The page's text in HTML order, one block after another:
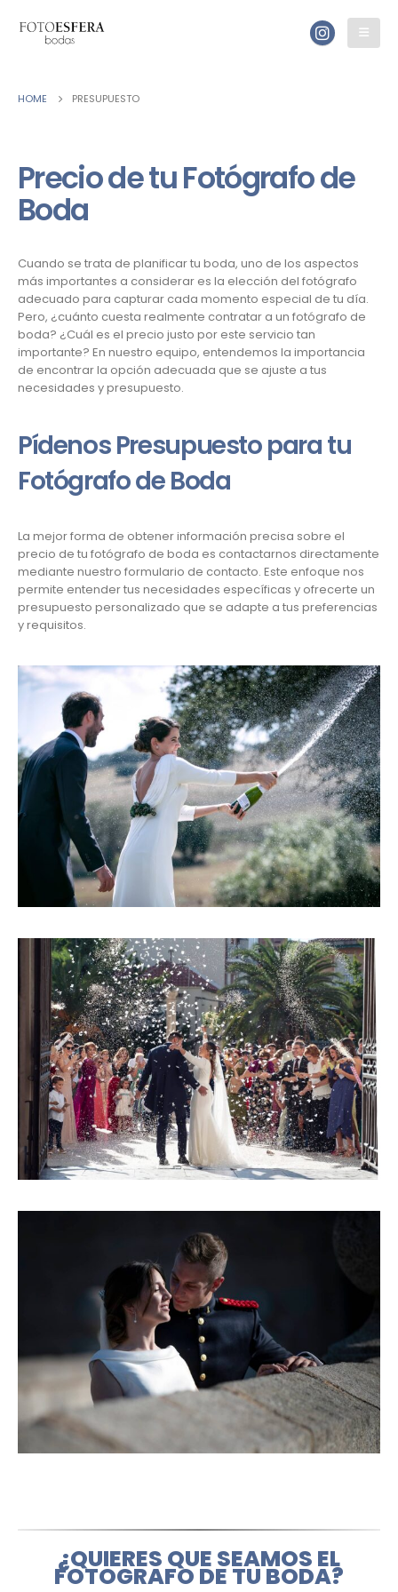
HOME PRESUPUESTO
Precio de tu Fotógrafo de
Boda
Cuando se trata de planificar tu boda, uno de los aspectos
más importantes a considerar es la elección del fotógrafo
adecuado para capturar cada momento especial de tu día.
Pero, ¿cuánto cuesta realmente contratar a un fotógrafo de
boda? ¿Cuál es el precio justo por este servicio tan
importante? En nuestro equipo, entendemos la importancia
de encontrar la opción adecuada que se ajuste a tus
necesidades y presupuesto.
Pídenos Presupuesto para tu
Fotógrafo de Boda
La mejor forma de obtener información precisa sobre el
precio de tu fotógrafo de boda es contactarnos directamente
mediante nuestro formulario de contacto. Este enfoque nos
permite entender tus necesidades específicas y ofrecerte un
presupuesto personalizado que se adapte a tus preferencias
y requisitos.
¿QUIERES QUE SEAMOS EL
FOTOGRAFO DE TU BODA?